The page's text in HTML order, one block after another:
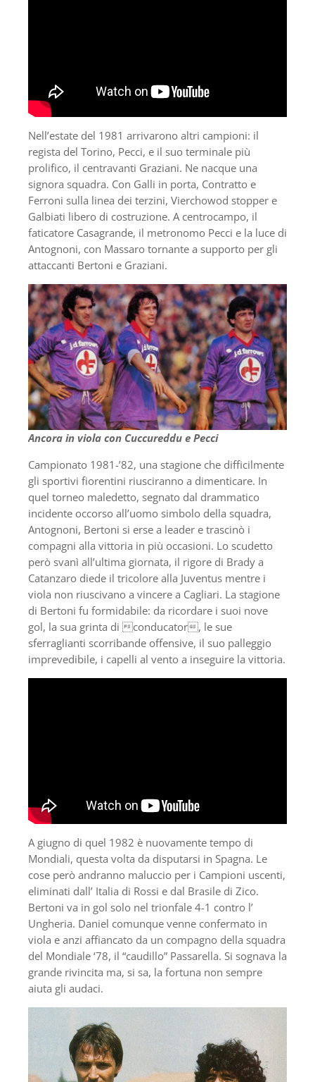
Nell’estate del 1981 arrivarono altri campioni: il
regista del Torino, Pecci, e il suo terminale più
prolifico, il centravanti Graziani. Ne nacque una
signora squadra. Con Galli in porta, Contratto e
Ferroni sulla linea dei terzini, Vierchowod stopper e
Galbiati libero di costruzione. A centrocampo, il
faticatore Casagrande, il metronomo Pecci e la luce di
Antognoni, con Massaro tornante a supporto per gli
attaccanti Bertoni e Graziani.
Ancora in viola con Cuccureddu e Pecci
Campionato 1981-’82, una stagione che difficilmente
gli sportivi fiorentini riusciranno a dimenticare. In
quel torneo maledetto, segnato dal drammatico
incidente occorso all’uomo simbolo della squadra,
Antognoni, Bertoni si erse a leader e trascinò i
compagni alla vittoria in più occasioni. Lo scudetto
però svanì all’ultima giornata, il rigore di Brady a
Catanzaro diede il tricolore alla Juventus mentre i
viola non riuscivano a vincere a Cagliari. La stagione
di Bertoni fu formidabile: da ricordare i suoi nove
gol, la sua grinta di conducator, le sue
sferraglianti scorribande offensive, il suo palleggio
imprevedibile, i capelli al vento a inseguire la vittoria.
A giugno di quel 1982 è nuovamente tempo di
Mondiali, questa volta da disputarsi in Spagna. Le
cose però andranno maluccio per i Campioni uscenti,
eliminati dall’ Italia di Rossi e dal Brasile di Zico.
Bertoni va in gol solo nel trionfale 4-1 contro l’
Ungheria. Daniel comunque venne confermato in
viola e anzi affiancato da un compagno della squadra
del Mondiale ‘78, il “caudillo” Passarella. Si sognava la
grande rivincita ma, si sa, la fortuna non sempre
aiuta gli audaci.